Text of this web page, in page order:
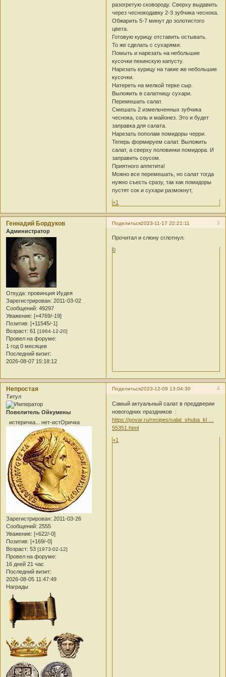
разогретую сковороду. Сверху выдавить
через чеснокодавку 2-3 зубчика чеснока.
Обжарить 5-7 минут до золотистого
цвета.
Готовую курицу отставить остывать.
То же сделать с сухарями.
Помыть и нарезать на небольшие
кусочки пекинскую капусту.
Нарезать курицу на такие же небольшие
кусочки.
Натереть на мелкой терке сыр.
Выложить в салатницу сухари.
Перемешать салат.
Смешать 2 измельченных зубчика
чеснока, соль и майонез. Это и будет
заправка для салата.
Нарезать пополам помидоры черри.
Теперь формируем салат. Выложить
салат, а сверху половинки помидора. И
заправить соусом.
Приятного аппетита!
Можно все перемешать, но салат тогда
нужно съесть сразу, так как помидоры
пустят сок и сухари размокнут,
+1
Поделиться 3
2023-11-17 22:21:11
Геннадий Бордуков
Администратор
Откуда: провинция Иудея
Зарегистрирован: 2011-03-02
Сообщений: 49297
Уважение: [+4769/-19]
Позитив: [+11545/-1]
Возраст: 61 [1964-12-20]
Провел на форуме:
1 год 0 месяцев
Последний визит:
2026-08-07 15:18:12
Прочитал и слюну сглотнул.
0
Поделиться 4
2023-12-09 13:04:30
Непростая
Титул
Повелитель Ойкумены
истеричка... нет-истОричка
Зарегистрирован: 2011-03-26
Сообщений: 2555
Уважение: [+622/-0]
Позитив: [+169/-0]
Возраст: 53 [1973-02-12]
Провел на форуме:
16 дней 21 час
Последний визит:
2026-08-05 11:47:49
Награды
Самый актуальный салат в преддверии
новогодних праздников :
https://povar.ru/recipes/salat_shuba_kl …
55351.html
+1